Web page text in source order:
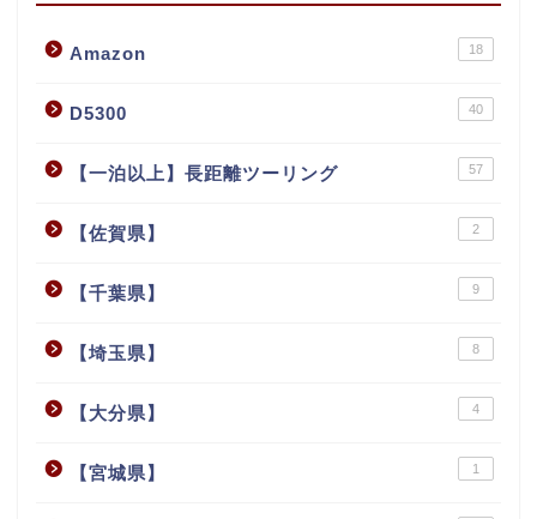
Amazon 18
D5300 40
【一泊以上】長距離ツーリング 57
【佐賀県】 2
【千葉県】 9
【埼玉県】 8
【大分県】 4
【宮城県】 1